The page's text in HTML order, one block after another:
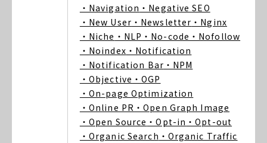
・Navigation ・Negative SEO
・New User ・Newsletter ・Nginx
・Niche ・NLP ・No-code ・Nofollow
・Noindex ・Notification
・Notification Bar ・NPM
・Objective ・OGP
・On-page Optimization
・Online PR ・Open Graph Image
・Open Source ・Opt-in ・Opt-out
・Organic Search ・Organic Traffic